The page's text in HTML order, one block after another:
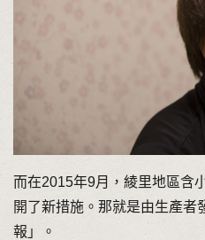
而在2015年9月，綾里地區含
開了新措施。那就是由生產者
報」。